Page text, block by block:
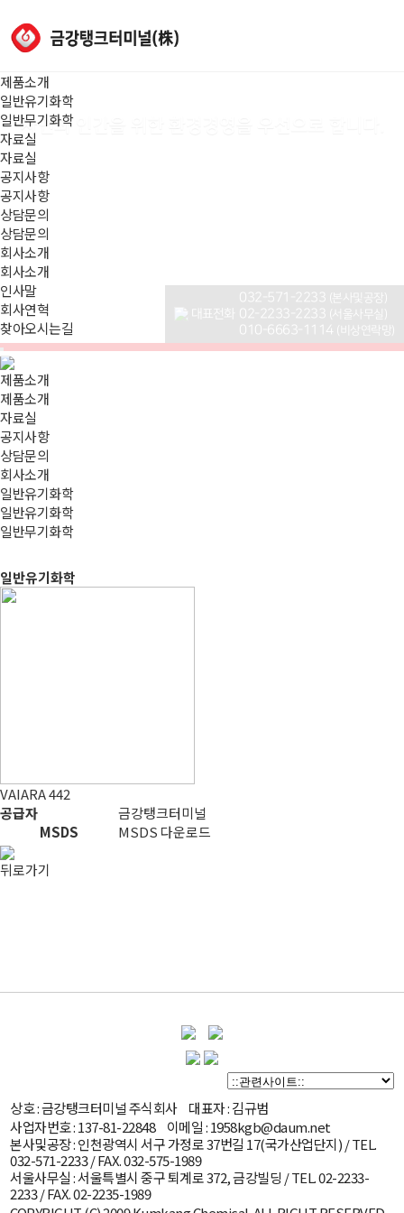
제품소개
일반유기화학
일반무기화학
자료실
자료실
공지사항
공지사항
상담문의
상담문의
회사소개
회사소개
인사말
회사연혁
찾아오시는길
대표전화
032-571-2233 (본사및공장)
02-2233-2233 (서울사무실)
010-6663-1114 (비상연락망)
제품소개
제품소개
자료실
공지사항
상담문의
회사소개
일반유기화학
일반유기화학
일반무기화학
일반유기화학
VAIARA 442
공급자
금강탱크터미널
MSDS
MSDS 다운로드
뒤로가기
상호 : 금강탱크터미널 주식회사
대표자 : 김규범
사업자번호 : 137-81-22848
이메일 : 1958kgb@daum.net
본사및공장 : 인천광역시 서구 가정로 37번길 17(국가산업단지) /TEL.
032-571-2233/ FAX. 032-575-1989
서울사무실 : 서울특별시 중구 퇴계로 372, 금강빌딩 /TEL. 02-2233-
2233/ FAX. 02-2235-1989